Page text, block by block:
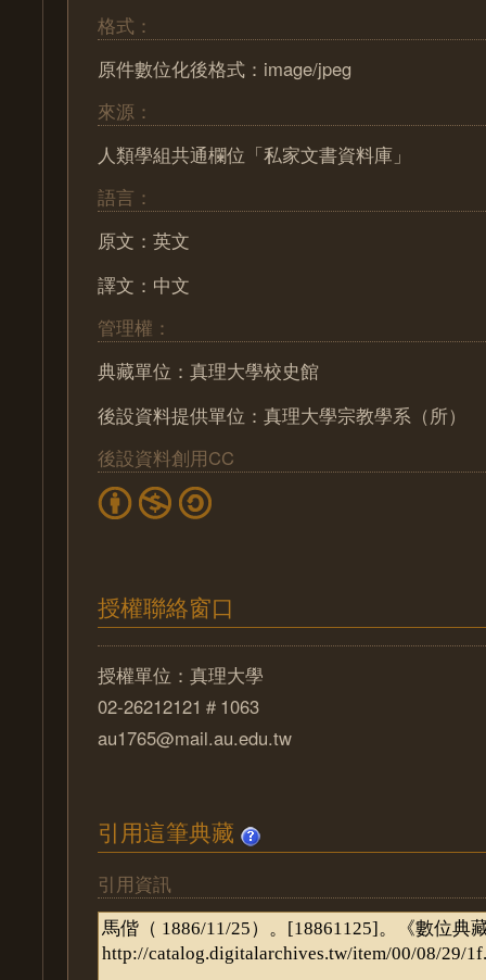
格式：
原件數位化後格式：image/jpeg
來源：
人類學組共通欄位「私家文書資料庫」
語言：
原文：英文
譯文：中文
管理權：
典藏單位：真理大學校史館
後設資料提供單位：真理大學宗教學系（所）
後設資料創用CC
授權聯絡窗口
授權單位：真理大學
02-26212121＃1063
au1765@mail.au.edu.tw
引用這筆典藏
引用資訊